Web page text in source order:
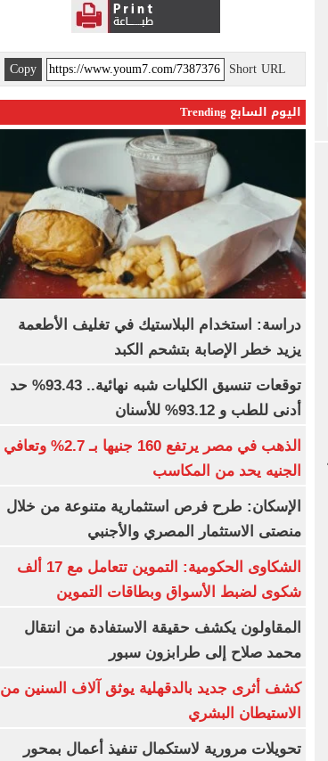
Short URL
Copy
اليوم السابع Trending
دراسة: استخدام البلاستيك في تغليف الأطعمة
يزيد خطر الإصابة بتشحم الكبد
توقعات تنسيق الكليات شبه نهائية.. 93.43% حد
أدنى للطب و 93.12% للأسنان
الذهب في مصر يرتفع 160 جنيها بـ 2.7% وتعافي
الجنيه يحد من المكاسب
الإسكان: طرح فرص استثمارية متنوعة من خلال
منصتى الاستثمار المصري والأجنبي
الشكاوى الحكومية: التموين تتعامل مع 17 ألف
شكوى لضبط الأسواق وبطاقات التموين
المقاولون يكشف حقيقة الاستفادة من انتقال
محمد صلاح إلى طرابزون سبور
كشف أثرى جديد بالدقهلية يوثق آلاف السنين من
الاستيطان البشري
تحويلات مرورية لاستكمال تنفيذ أعمال بمحور